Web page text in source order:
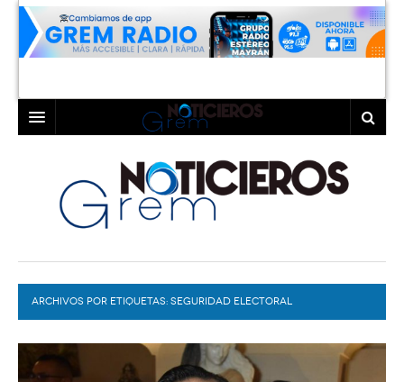
LAGUNA
TORREÓN
GÓMEZ PALACIO
LERDO
COAHUILA
DURANGO
DEPORTES
EXA
COLABORADORES
ARCHIVOS POR ETIQUETAS: SEGURIDAD ELECTORAL